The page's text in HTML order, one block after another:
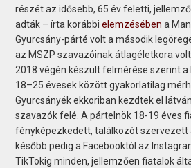
részét az idősebb, 65 év feletti,
adták – írta korábbielemzésében a
Gyurcsány-párté volt a második
az MSZP szavazóinak átlagéletkora
2018 végén készült felmérése szerint
18–25 évesek között gyakorlatilag
Gyurcsányék ekkoriban kezdtek el
szavazók felé. A pártelnök 18-19 éves
fényképezkedett, találkozót szervezett
később pedig a Facebooktól az
TikTokig minden, jellemzően fiatalok